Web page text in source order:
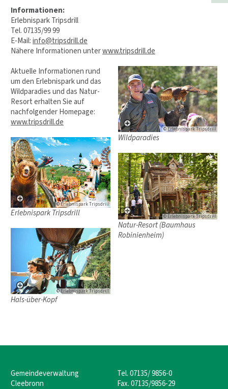
Informationen:
Erlebnispark Tripsdrill
Tel. 07135/99 99
E-Mail: info@tripsdrill.de
Nähere Informationen unterwww.tripsdrill.de
Aktuelle Informationen rund
um den Erlebnispark und das
Wildparadies und das Natur-
Resort erhalten Sie auf
nachfolgender Homepage:
www.tripsdrill.de
© Erlebnispark Tripsdrill
Erlebnispark Tripsdrill
© Erlebnispark Tripsdrill
Hals-über-Kopf
© Erlebnispark Tripsdrill
Wildparadies
© Erlebnispark Tripsdrill
Natur-Resort (Baumhaus
Robinienheim)
Gemeindeverwaltung
Cleebronn
Tel. 07135/ 9856-0
Fax. 07135/9856-29